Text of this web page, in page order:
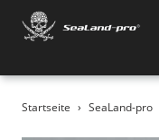
Direkt
Startseite › SeaLand-pro